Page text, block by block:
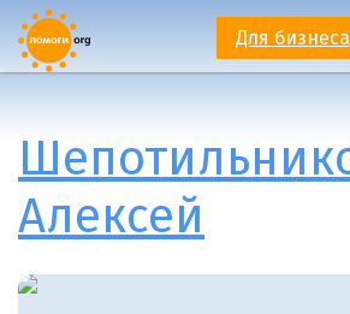
Для бизнеса
Алексей